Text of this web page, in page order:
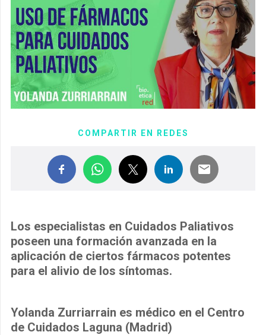
COMPARTIR EN REDES
Los especialistas en Cuidados Paliativos
poseen una formación avanzada en la
aplicación de ciertos fármacos potentes
para el alivio de los síntomas.
Yolanda Zurriarrain es médico en el Centro
de Cuidados Laguna (Madrid)